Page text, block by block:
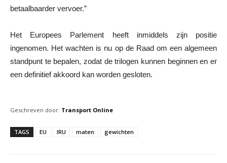
betaalbaarder vervoer.”
Het Europees Parlement heeft inmiddels zijn positie
ingenomen. Het wachten is nu op de Raad om een algemeen
standpunt te bepalen, zodat de trilogen kunnen beginnen en er
een definitief akkoord kan worden gesloten.
Geschreven door: Transport Online
TAGS EU IRU maten gewichten